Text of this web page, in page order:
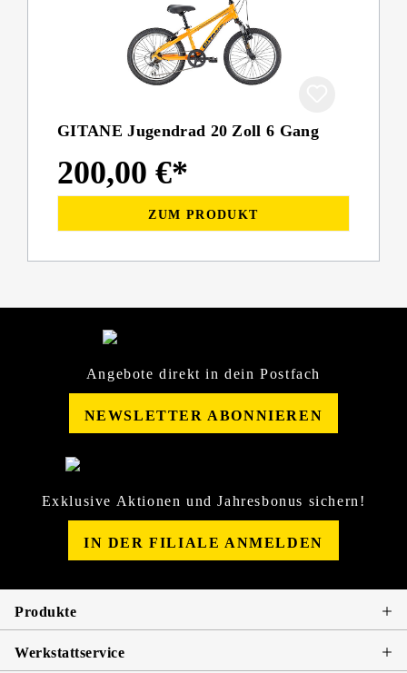
GITANE Jugendrad 20 Zoll 6 Gang
200,00 €*
ZUM PRODUKT
Angebote direkt in dein Postfach
NEWSLETTER ABONNIEREN
Exklusive Aktionen und Jahresbonus sichern!
IN DER FILIALE ANMELDEN
Produkte
Werkstattservice